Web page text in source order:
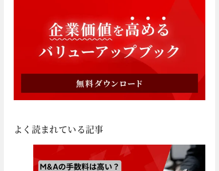
よく読まれている記事